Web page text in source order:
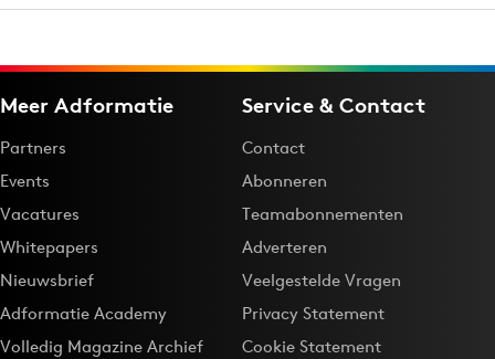
Meer Adformatie
Partners
Events
Vacatures
Whitepapers
Nieuwsbrief
Adformatie Academy
Volledig Magazine Archief
Service & Contact
Contact
Abonneren
Teamabonnementen
Adverteren
Veelgestelde Vragen
Privacy Statement
Cookie Statement